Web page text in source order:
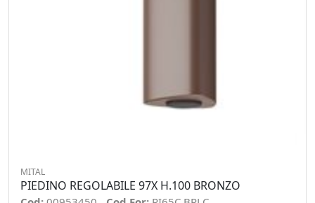
MITAL
PIEDINO REGOLABILE 97X H.100 BRONZO